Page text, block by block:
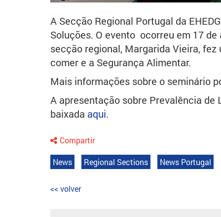
A Secção Regional Portugal da
Soluções. O evento ocorreu em 17
secção regional, Margarida Vieira,
comer e a Segurança Alimentar.
Mais informações sobre o seminário
A apresentação sobre Prevalência
baixada aqui.
Compartir
News Regional Sections News Portugal
<< volver